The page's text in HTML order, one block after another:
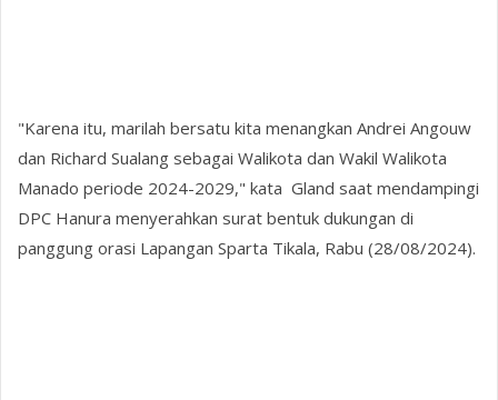
"Karena itu, marilah bersatu kita menangkan Andrei Angouw
dan Richard Sualang sebagai Walikota dan Wakil Walikota
Manado periode 2024-2029," kata Gland saat mendampingi
DPC Hanura menyerahkan surat bentuk dukungan di
panggung orasi Lapangan Sparta Tikala, Rabu (28/08/2024).